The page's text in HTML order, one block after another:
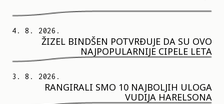
4. 8. 2026.
ŽIZEL BINDŠEN POTVRĐUJE DA SU OVO
NAJPOPULARNIJE CIPELE LETA
3. 8. 2026.
RANGIRALI SMO 10 NAJBOLJIH ULOGA
VUDIJA HARELSONA